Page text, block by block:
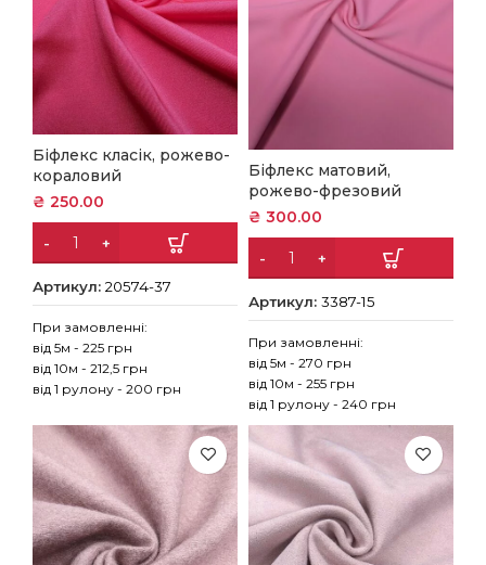
Біфлекс класік, рожево-
кораловий
₴ 250.00
Артикул:20574-37
При замовленні:
від 5м - 225 грн
від 10м - 212,5 грн
від 1 рулону - 200 грн
Біфлекс матовий,
рожево-фрезовий
₴ 300.00
Артикул: 3387-15
При замовленні:
від 5м - 270 грн
від 10м - 255 грн
від 1 рулону - 240 грн